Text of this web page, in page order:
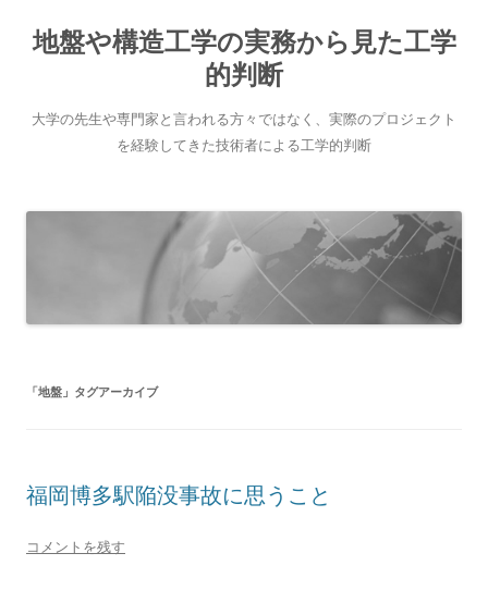
地盤や構造工学の実務から見た工学
的判断
大学の先生や専門家と言われる方々ではなく、実際のプロジェクト
を経験してきた技術者による工学的判断
ン
ツ
へ
プ
「地盤 」タグアーカイブ
福岡博多駅陥没事故に思うこと
コメントを残す